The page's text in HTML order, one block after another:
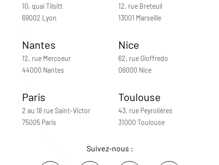
10, quai Tilsitt
69002 Lyon
12, rue Breteuil
13001 Marseille
Nantes
12, rue Mercoeur
44000 Nantes
Nice
62, rue Gioffredo
06000 Nice
Paris
2 au 18 rue Saint-Victor
75005 Paris
Toulouse
43, rue Peyrolières
31000 Toulouse
Suivez-nous :